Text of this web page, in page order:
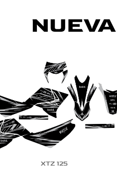
XTZ 125